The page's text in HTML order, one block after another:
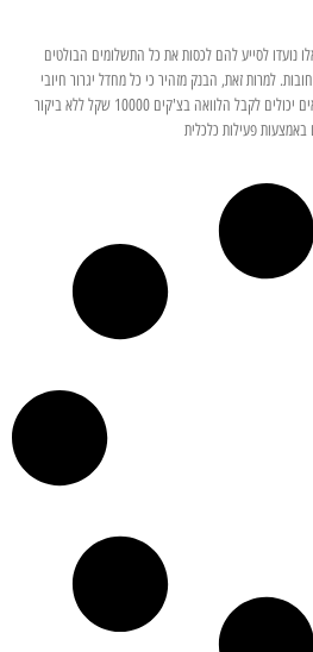
בצ'קים 10000 הלוואות אלו נועדו לסייע להם לכסות את כל התשלומים הבולטים
למרות זאת, הבנק מזהיר כי כל מחדל יגרור חיובי
ריבית פיגורים והליכי הוצאה לפועל. עצמאים יכולים לקבל הלוואה בצ'קים 10000 שקל ללא ביקור
פעילות כלכלית